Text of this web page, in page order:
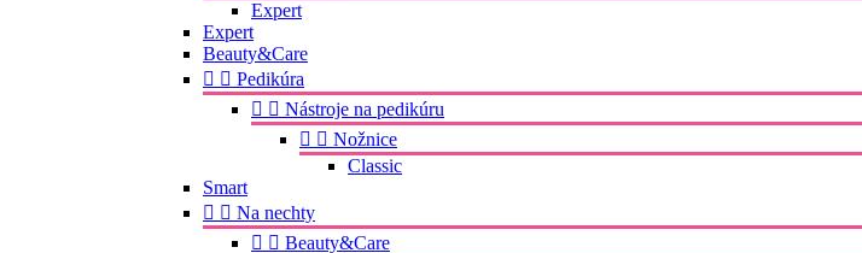
Expert
Expert
Beauty&Care
  Pedikúra
  Nástroje na pedikúru
  Nožnice
Classic
Smart
  Na nechty
  Beauty&Care